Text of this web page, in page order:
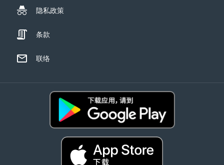
隐私政策
条款
联络